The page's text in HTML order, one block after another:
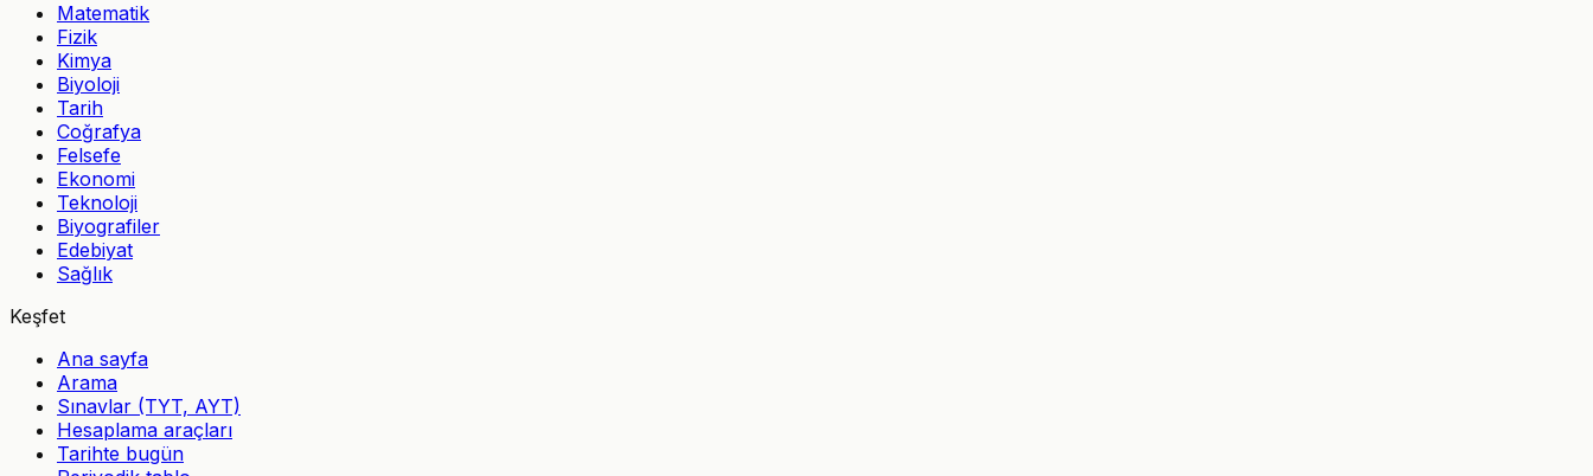
Matematik
Fizik
Kimya
Biyoloji
Tarih
Coğrafya
Felsefe
Ekonomi
Teknoloji
Biyografiler
Edebiyat
Sağlık
Keşfet
Ana sayfa
Arama
Sınavlar (TYT, AYT)
Hesaplama araçları
Tarihte bugün